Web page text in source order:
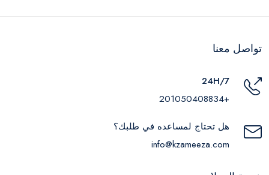
تواصل معنا
24H/7
+201050408834
هل تحتاج لمساعده في طلبك؟
info@kzameeza.com